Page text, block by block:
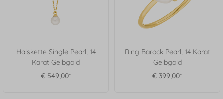
Halskette Single Pearl, 14
Karat Gelbgold
€ 549,00*
Ring Barock Pearl, 14 Karat
Gelbgold
€ 399,00*